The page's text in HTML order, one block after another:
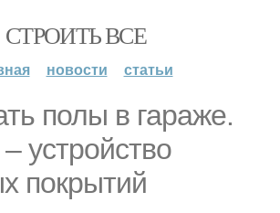
СТРОИТЬ ВСЕ
новости статьи
полы в гараже.
устройство
покрытий